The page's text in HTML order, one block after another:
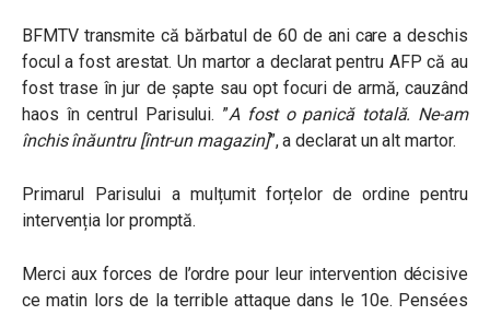
BFMTV transmite că bărbatul de 60 de ani care a deschis
focul a fost arestat. Un martor a declarat pentru AFP că au
fost trase în jur de șapte sau opt focuri de armă, cauzând
haos în centrul Parisului. ”A fost o panică totală. Ne-am
închis înăuntru [într-un magazin]”, a declarat un alt martor.
Primarul Parisului a mulțumit forțelor de ordine pentru
intervenția lor promptă.
Merci aux forces de l’ordre pour leur intervention décisive
ce matin lors de la terrible attaque dans le 10e. Pensées